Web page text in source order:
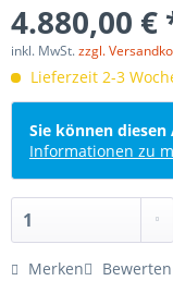
4.880,00 €
inkl. MwSt.zzgl.
Lieferzeit 2-3
Sie können
Informationen zu
Merken Bewerten